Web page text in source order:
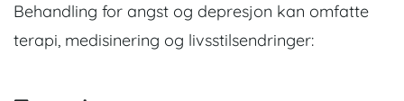
Behandling for angst og depresjon kan omfatte
terapi, medisinering og livsstilsendringer: